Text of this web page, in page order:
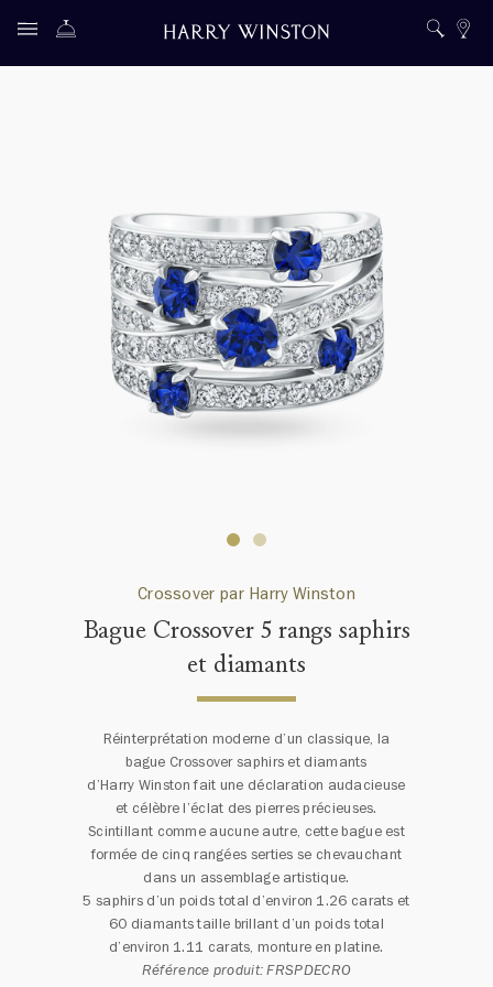
Crossover par Harry Winston
Bague Crossover 5 rangs saphirs
et diamants
Réinterprétation moderne d’un classique, la
bague Crossover saphirs et diamants
d’Harry Winston fait une déclaration audacieuse
et célèbre l’éclat des pierres précieuses.
Scintillant comme aucune autre, cette bague est
formée de cinq rangées serties se chevauchant
dans un assemblage artistique.
5 saphirs d’un poids total d’environ 1.26 carats et
60 diamants taille brillant d’un poids total
d’environ 1.11 carats, monture en platine.
Référence produit: FRSPDECRO